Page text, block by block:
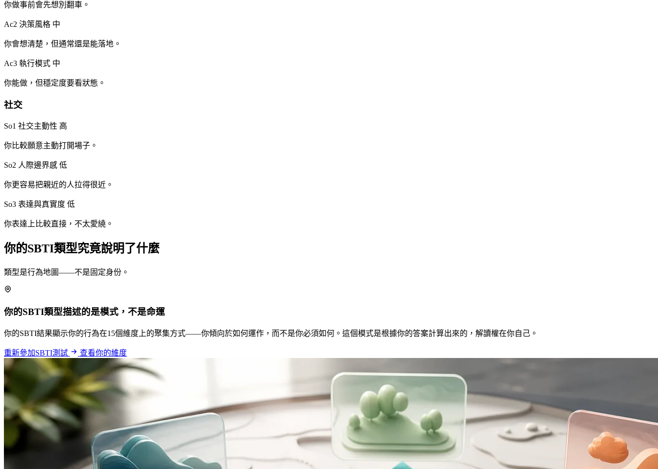
你做事前會先想別翻車。
Ac2 決策風格 中
你會想清楚，但通常還是能落地。
Ac3 執行模式 中
你能做，但穩定度要看狀態。
社交
So1 社交主動性 高
你比較願意主動打開場子。
So2 人際邊界感 低
你更容易把親近的人拉得很近。
So3 表達與真實度 低
你表達上比較直接，不太愛繞。
你的SBTI類型究竟說明了什麼
類型是行為地圖——不是固定身份。
你的SBTI類型描述的是模式，不是命運
你的SBTI結果顯示你的行為在15個維度上的聚集方式——你傾向於如何運作，而不是你必須如何。這個模式是根據你的答案計算出來的，解讀權在你自己。
重新參加SBTI測試 查看你的維度